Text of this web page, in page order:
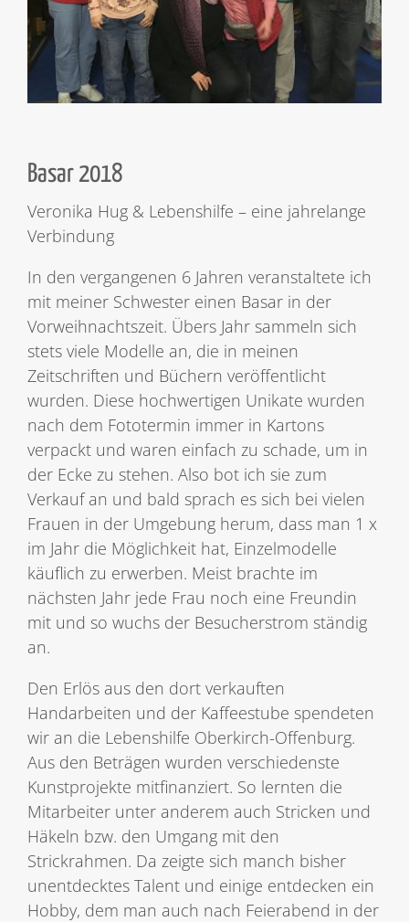
Basar 2018
Veronika Hug & Lebenshilfe – eine jahrelange
Verbindung
In den vergangenen 6 Jahren veranstaltete ich
mit meiner Schwester einen Basar in der
Vorweihnachtszeit. Übers Jahr sammeln sich
stets viele Modelle an, die in meinen
Zeitschriften und Büchern veröffentlicht
wurden. Diese hochwertigen Unikate wurden
nach dem Fototermin immer in Kartons
verpackt und waren einfach zu schade, um in
der Ecke zu stehen. Also bot ich sie zum
Verkauf an und bald sprach es sich bei vielen
Frauen in der Umgebung herum, dass man 1 x
im Jahr die Möglichkeit hat, Einzelmodelle
käuflich zu erwerben. Meist brachte im
nächsten Jahr jede Frau noch eine Freundin
mit und so wuchs der Besucherstrom ständig
an.
Den Erlös aus den dort verkauften
Handarbeiten und der Kaffeestube spendeten
wir an die Lebenshilfe Oberkirch-Offenburg.
Aus den Beträgen wurden verschiedenste
Kunstprojekte mitfinanziert. So lernten die
Mitarbeiter unter anderem auch Stricken und
Häkeln bzw. den Umgang mit den
Strickrahmen. Da zeigte sich manch bisher
unentdecktes Talent und einige entdecken ein
Hobby, dem man auch nach Feierabend in der